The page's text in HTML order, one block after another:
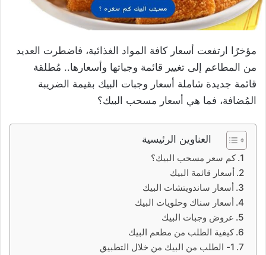
مؤخرًا ارتفعت أسعار كافة المواد الغذائية، فاضطرت العديد
من المطاعم إلى تغيير قائمة وجباتها وأسعارها.. مُطلقة
قائمة جديدة شاملة أسعار وجبات البيك بقيمة الضريبة
المُضافة، فما هي أسعار مسحب البيك؟
العناوين الرئيسية
كم سعر مسحب البيك؟
أسعار قائمة البيك
أسعار ساندويتشات البيك
أسعار سناك وحلويات البيك
عروض وجبات البيك
كيفية الطلب من مطعم البيك
1- الطلب من البيك من خلال التطبيق